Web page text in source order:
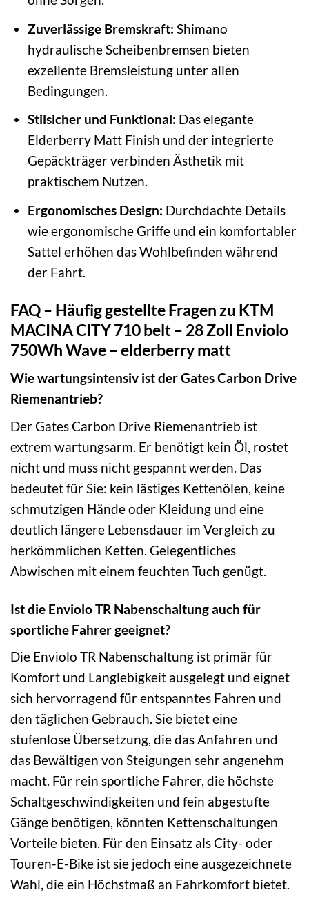
Zuverlässige Bremskraft: Shimano
hydraulische Scheibenbremsen bieten
exzellente Bremsleistung unter allen
Bedingungen.
Stilsicher und Funktional: Das elegante
Elderberry Matt Finish und der integrierte
Gepäckträger verbinden Ästhetik mit
praktischem Nutzen.
Ergonomisches Design: Durchdachte Details
wie ergonomische Griffe und ein komfortabler
Sattel erhöhen das Wohlbefinden während
der Fahrt.
FAQ – Häufig gestellte Fragen zu KTM
MACINA CITY 710 belt – 28 Zoll Enviolo
750Wh Wave – elderberry matt
Wie wartungsintensiv ist der Gates Carbon Drive
Riemenantrieb?
Der Gates Carbon Drive Riemenantrieb ist
extrem wartungsarm. Er benötigt kein Öl, rostet
nicht und muss nicht gespannt werden. Das
bedeutet für Sie: kein lästiges Kettenölen, keine
schmutzigen Hände oder Kleidung und eine
deutlich längere Lebensdauer im Vergleich zu
herkömmlichen Ketten. Gelegentliches
Abwischen mit einem feuchten Tuch genügt.
Ist die Enviolo TR Nabenschaltung auch für
sportliche Fahrer geeignet?
Die Enviolo TR Nabenschaltung ist primär für
Komfort und Langlebigkeit ausgelegt und eignet
sich hervorragend für entspanntes Fahren und
den täglichen Gebrauch. Sie bietet eine
stufenlose Übersetzung, die das Anfahren und
das Bewältigen von Steigungen sehr angenehm
macht. Für rein sportliche Fahrer, die höchste
Schaltgeschwindigkeiten und fein abgestufte
Gänge benötigen, könnten Kettenschaltungen
Vorteile bieten. Für den Einsatz als City- oder
Touren-E-Bike ist sie jedoch eine ausgezeichnete
Wahl, die ein Höchstmaß an Fahrkomfort bietet.